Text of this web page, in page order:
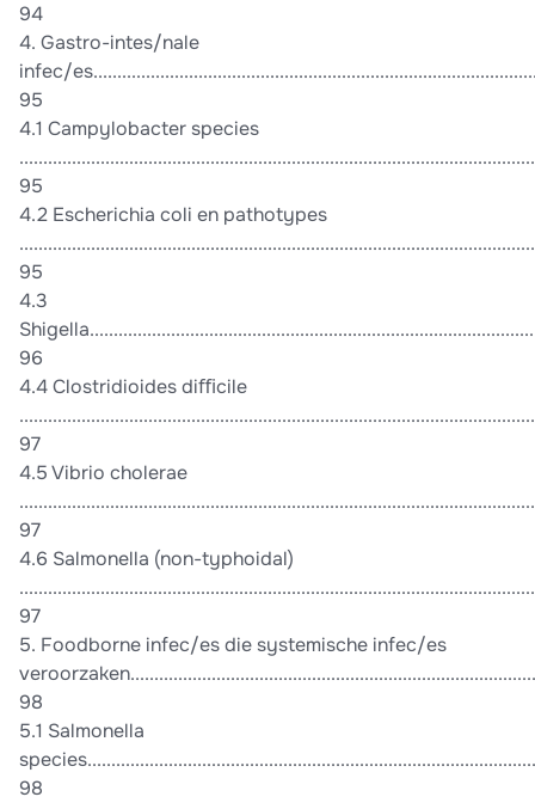
94
4. Gastro-intes/nale
infec/
95
4.1 Campylobacter species
95
4.2 Escherichia coli en pathotypes
95
4.3
96
4.4 Clostridioides diﬃcile
97
4.5 Vibrio cholerae
97
4.6 Salmonella (non-typhoidal)
97
5. Foodborne infec/es die systemische infec/es
98
5.1 Salmonella
98